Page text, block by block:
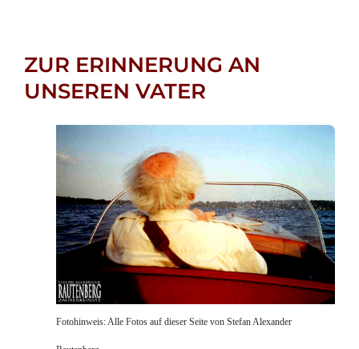
ZUR ERINNERUNG AN
UNSEREN VATER
Fotohinweis: Alle Fotos auf dieser Seite von Stefan Alexander